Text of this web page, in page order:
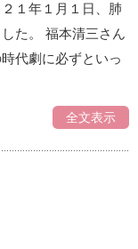
１年１月１日、肺
た。 福本清三さん
代劇に必ずといっ
全文表示